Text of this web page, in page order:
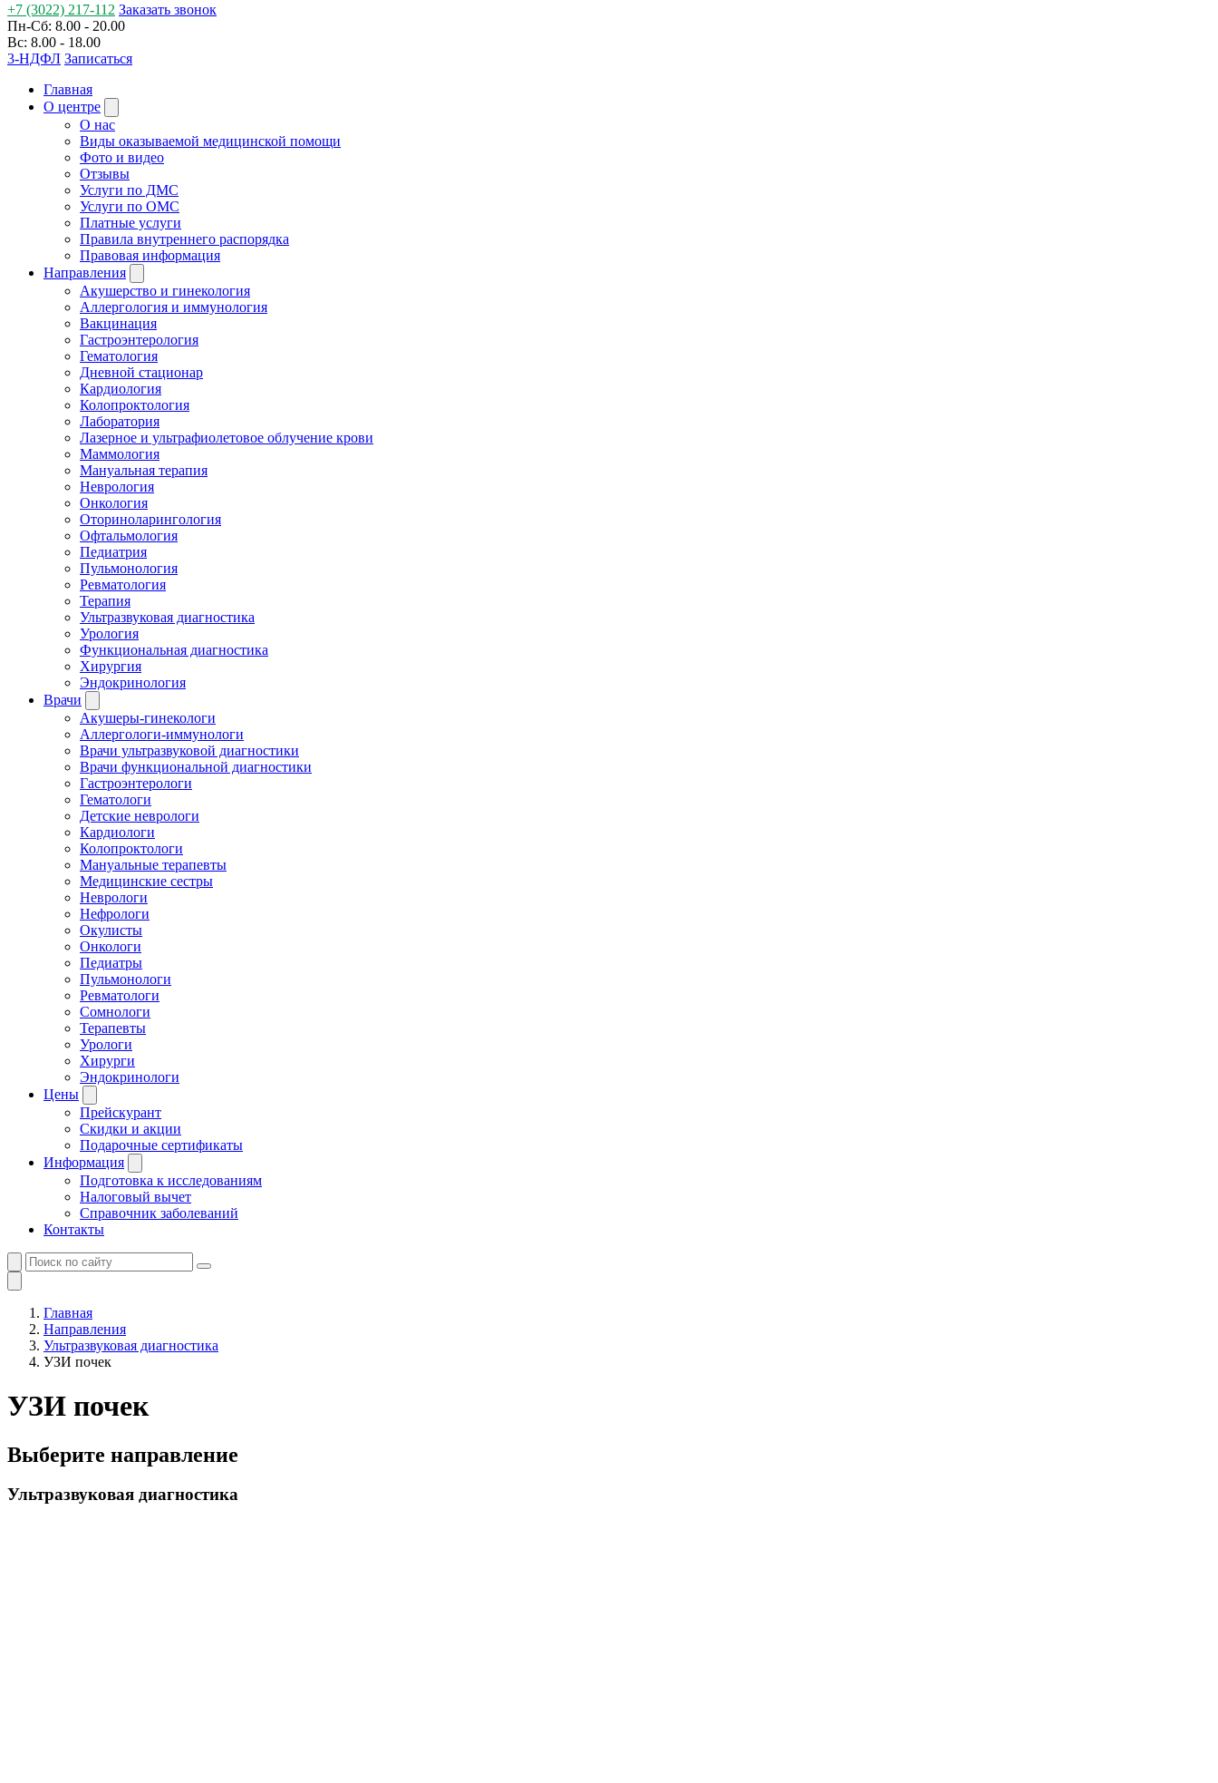
+7 (3022) 217-112 Заказать звонок
Пн-Сб: 8.00 - 20.00
Вс: 8.00 - 18.00
3-НДФЛ Записаться
Главная
О центре
О нас
Виды оказываемой медицинской помощи
Фото и видео
Отзывы
Услуги по ДМС
Услуги по ОМС
Платные услуги
Правила внутреннего распорядка
Правовая информация
Направления
Акушерство и гинекология
Аллергология и иммунология
Вакцинация
Гастроэнтерология
Гематология
Дневной стационар
Кардиология
Колопроктология
Лаборатория
Лазерное и ультрафиолетовое облучение крови
Маммология
Мануальная терапия
Неврология
Онкология
Оториноларингология
Офтальмология
Педиатрия
Пульмонология
Ревматология
Терапия
Ультразвуковая диагностика
Урология
Функциональная диагностика
Хирургия
Эндокринология
Врачи
Акушеры-гинекологи
Аллергологи-иммунологи
Врачи ультразвуковой диагностики
Врачи функциональной диагностики
Гастроэнтерологи
Гематологи
Детские неврологи
Кардиологи
Колопроктологи
Мануальные терапевты
Медицинские сестры
Неврологи
Нефрологи
Окулисты
Онкологи
Педиатры
Пульмонологи
Ревматологи
Сомнологи
Терапевты
Урологи
Хирурги
Эндокринологи
Цены
Прейскурант
Скидки и акции
Подарочные сертификаты
Информация
Подготовка к исследованиям
Налоговый вычет
Справочник заболеваний
Контакты
Главная
Направления
Ультразвуковая диагностика
УЗИ почек
УЗИ почек
Выберите направление
Ультразвуковая диагностика